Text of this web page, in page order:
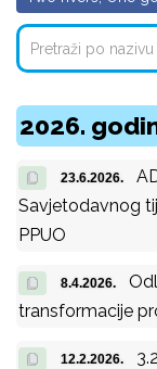
2026.
23.6.2026.
Savjetodavnog
PPUO
8.4.2026.
transformacije
12.2.2026.